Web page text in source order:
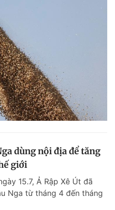
dùng nội địa để tăng
giới
15.7, Ả Rập Xê Út đã
Nga từ tháng 4 đến tháng